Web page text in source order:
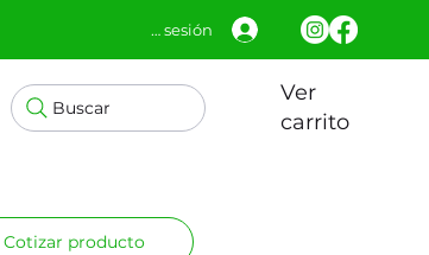
Buscar
Ver
carrito
Iniciar sesión
Cotizar producto